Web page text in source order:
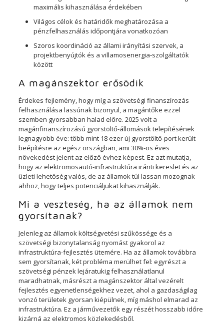
maximális kihasználása érdekében
Világos célok és határidők meghatározása a
pénzfelhasználás időpontjára vonatkozóan
Szoros koordináció az állami irányítási szervek, a
projektbenyújtók és a villamosenergia-szolgáltatók
között
A magánszektor erősödik
Érdekes fejlemény, hogy míg a szövetségi finanszírozás
felhasználása lassúnak bizonyul, a magántőke ezzel
szemben gyorsabban halad előre. 2025 volt a
magánfinanszírozású gyorstöltő-állomások telepítésének
legnagyobb éve: több mint 18 ezer új gyorstöltő-port került
beépítésre az egész országban, ami 30%-os éves
növekedést jelent az előző évhez képest. Ez azt mutatja,
hogy az elektromosautó-infrastruktúra iránti kereslet és az
üzleti lehetőség valós, de az államok túl lassan mozognak
ahhoz, hogy teljes potenciáljukat kihasználják.
Mi a veszteség, ha az államok nem
gyorsítanak?
Jelenleg az államok költségvetési szűkössége és a
szövetségi bizonytalanság nyomást gyakorol az
infrastruktúra-fejlesztés ütemére. Ha az államok továbbra
sem gyorsítanak, két probléma merülhet fel: egyrészt a
szövetségi pénzek lejáratukig felhasználatlanul
maradhatnak, másrészt a magánszektor által vezérelt
fejlesztés egyenetlenségekhez vezet, ahol a gazdaságilag
vonzó területek gyorsan kiépülnek, míg máshol elmarad az
infrastruktúra. Ez a járművezetők egy részét hosszabb időre
kizárná az elektromos közlekedésből.